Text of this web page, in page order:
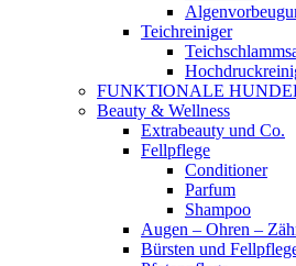
Teichreiniger
FUNKTIONALE
Beauty & Wellness
Extrabeauty und Co.
Fellpflege
Conditioner
Parfum
Shampoo
Augen – Ohren –
Bürsten und